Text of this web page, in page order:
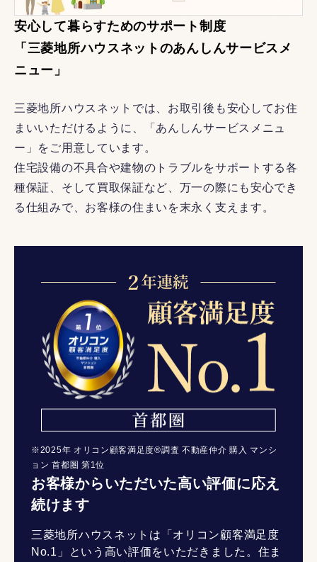
安心して暮らすためのサポート制度
「三菱地所ハウスネットのあんしんサービスメ
ニュー」
三菱地所ハウスネットでは、お取引後も安心してお住
まいいただけるように、「あんしんサービスメニュ
ー」をご用意しています。
住宅設備の不具合や建物のトラブルをサポートする各
種保証、そして買取保証など、万一の際にも安心でき
る仕組みで、お客様の住まいを末永く支えます。
お客様からいただいた高い評価に応え
続けます
三菱地所ハウスネットは「オリコン顧客満足度
No.1」という高い評価をいただきました。住ま
※2025年 オリコン顧客満足度®調査 不動産仲介 購入 マンシ
ョン 首都圏 第1位